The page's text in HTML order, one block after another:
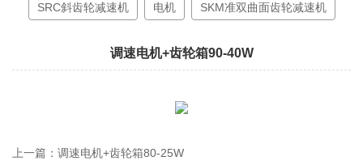
SRC斜齿轮减速机 电机 SKM准双曲面齿轮减速机
调速电机+齿轮箱90-40W
上一篇： 调速电机+齿轮箱80-25W